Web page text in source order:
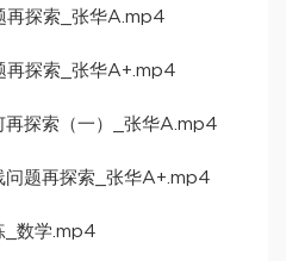
再探索_张华A.mp4
再探索_张华A+.mp4
再探索（一）_张华A.mp4
问题再探索_张华A+.mp4
_数学.mp4